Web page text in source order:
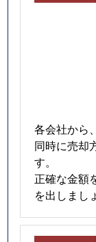
各会社から
同時に売却
す。
正確な金額
を出しまし